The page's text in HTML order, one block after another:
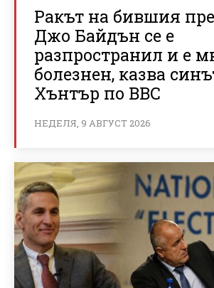
Ракът на бившия
Джо Байдън се е
разпространил и е
болезнен, казва
Хънтър по BBC
НЕДЕЛЯ, 9 АВГУСТ 2026